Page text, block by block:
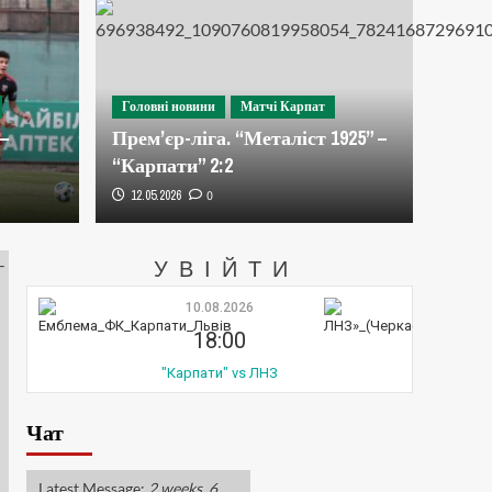
проти “ЛНЗ” вже у
Головні новини Матчі Карпат
Прем’єр-ліга. “Металіст 1925” –
“Карпати” 2:2
12.05.2026 0
УВІЙТИ
10.08.2026
18:00
"Карпати" vs ЛНЗ
Чат
Latest Message: 2 weeks, 6